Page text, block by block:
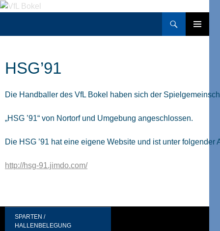
Zum
HSG’91
Die Handballer des VfL Bokel haben sich der
„HSG ’91“ von Nortorf und Umgebung angeschlossen.
Die HSG ’91 hat eine eigene Website und ist unter folgender
http://hsg-91.jimdo.com/
SPARTEN /
HALLENBELEGUNG